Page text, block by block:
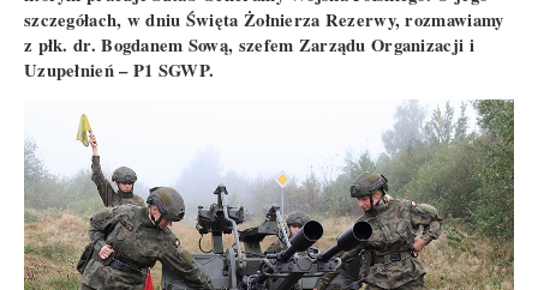
szczegółach, w dniu Święta Żołnierza Rezerwy, rozmawiamy
z płk. dr. Bogdanem Sową, szefem Zarządu Organizacji i
Uzupełnień – P1 SGWP.